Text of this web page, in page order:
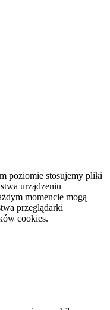
poziomie stosujemy pliki
urządzeniu
momencie mogą
przeglądarki
cookies.